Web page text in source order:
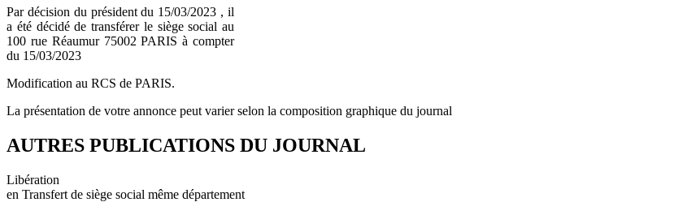
Par décision du président du 15/03/2023 , il
a été décidé de transférer le siège social au
100 rue Réaumur 75002 PARIS à compter
du 15/03/2023
Modification au RCS de PARIS.
La présentation de votre annonce peut varier selon la composition graphique du journal
AUTRES PUBLICATIONS DU JOURNAL
Libération
en Transfert de siège social même département